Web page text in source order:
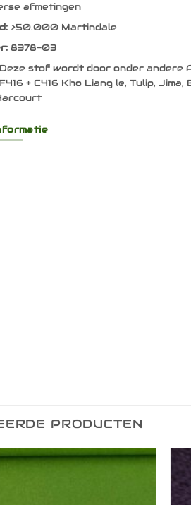
afmetingen
>50.000 Martindale
8378-03
Deze stof wordt door onder
+ C416 Kho Liang le, Tulip, Jima,
PRODUCTEN